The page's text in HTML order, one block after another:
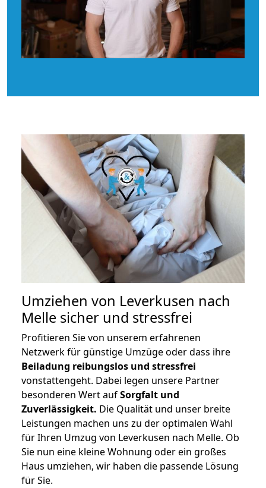
Umziehen von Leverkusen nach
Melle sicher und stressfrei
Profitieren Sie von unserem erfahrenen
Netzwerk für günstige Umzüge oder dass ihre
Beiladung reibungslos und stressfrei
vonstattengeht. Dabei legen unsere Partner
besonderen Wert aufSorgfalt und
Zuverlässigkeit. Die Qualität und unser breite
Leistungen machen uns zu der optimalen Wahl
für Ihren Umzug von Leverkusen nach Melle. Ob
Sie nun eine kleine Wohnung oder ein großes
Haus umziehen, wir haben die passende Lösung
für Sie.